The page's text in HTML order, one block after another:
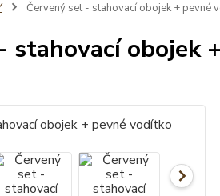
Červený set - stahovací obojek + pevné
stahovací obojek